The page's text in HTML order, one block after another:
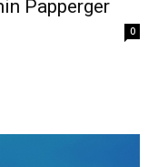
Papperger
0